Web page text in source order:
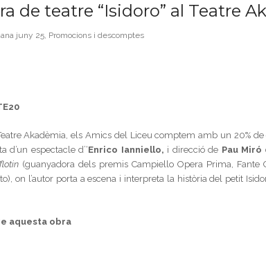
de teatre “Isidoro” al Teatre
juny 25, Promocions i descomptes
Akadèmia, els Amics del Liceu comptem amb un 20%
d’un espectacle d’‘Enrico Ianniello, i direcció de Pau Miró
(guanyadora dels premis Campiello Opera Prima, Fante
on l’autor porta a escena i interpreta la història del petit
aquesta obra